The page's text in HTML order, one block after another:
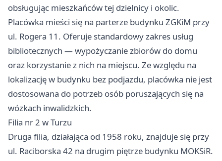
obsługując mieszkańców tej dzielnicy i okolic.
Placówka mieści się na parterze budynku ZGKiM przy
ul. Rogera 11. Oferuje standardowy zakres usług
bibliotecznych — wypożyczanie zbiorów do domu
oraz korzystanie z nich na miejscu. Ze względu na
lokalizację w budynku bez podjazdu, placówka nie jest
dostosowana do potrzeb osób poruszających się na
wózkach inwalidzkich.
Filia nr 2 w Turzu
Druga filia, działająca od 1958 roku, znajduje się przy
ul. Raciborska 42 na drugim piętrze budynku MOKSiR.